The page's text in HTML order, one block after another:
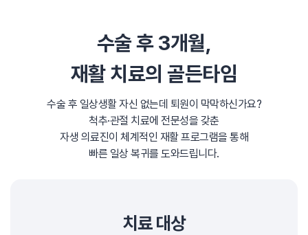
수술 후 3개월,
재활 치료의 골든타임
수술 후 일상생활 자신 없는데 퇴원이 막막하신가요?
척추·관절 치료에 전문성을 갖춘
자생 의료진이 체계적인 재활 프로그램을 통해
빠른 일상 복귀를 도와드립니다.
치료 대상